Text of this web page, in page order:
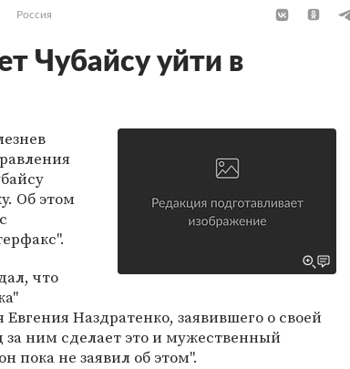
Россия
Чубайсу уйти в
Об этом
что
Наздратенко, заявившего о своей
за ним сделает это и мужественный
пока не заявил об этом".